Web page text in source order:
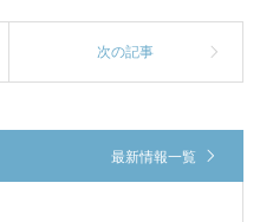
最新情報一覧